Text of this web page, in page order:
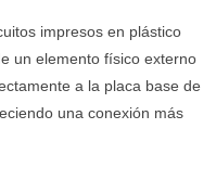
impresos en plástico
un elemento físico externo
a la placa base de
una conexión más